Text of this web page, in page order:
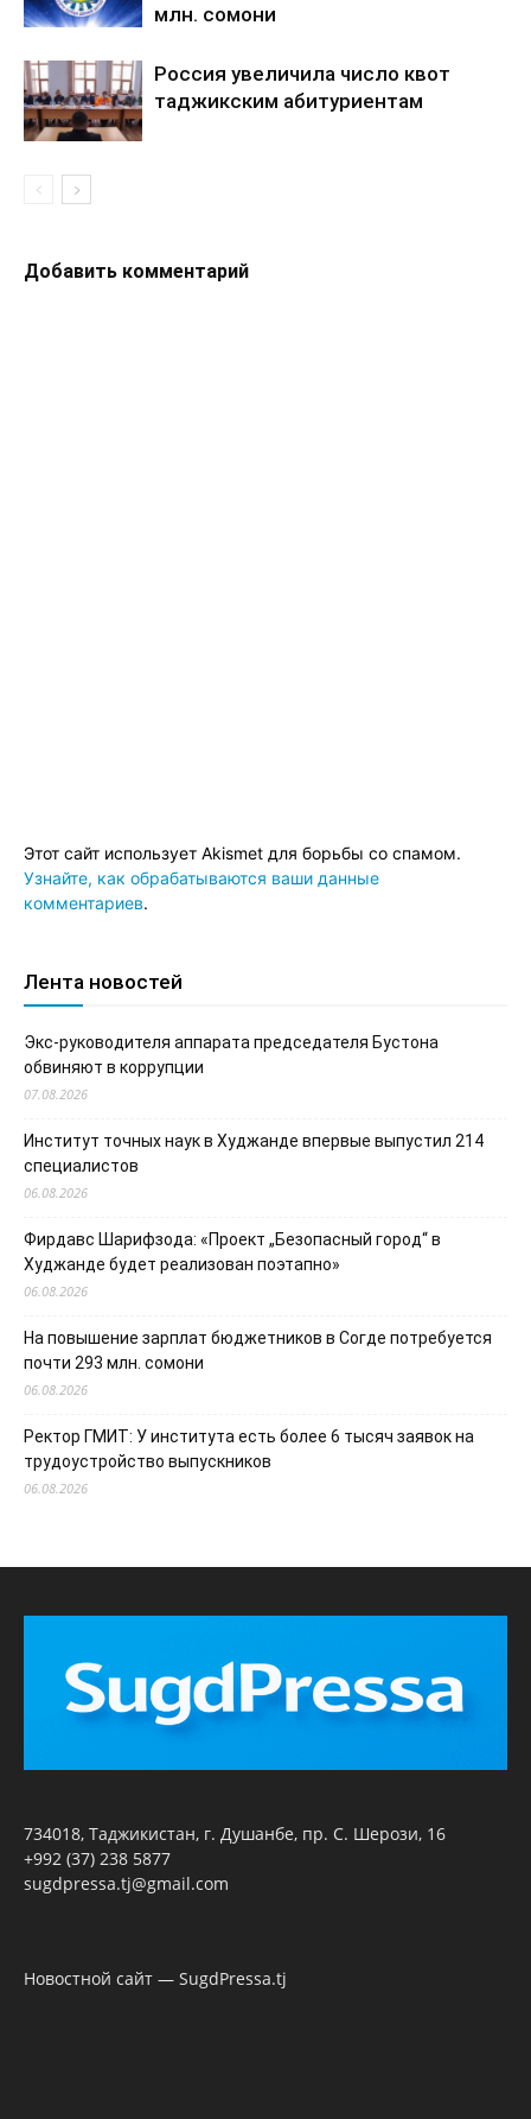
млн. сомони
Россия увеличила число квот
таджикским абитуриентам
Добавить комментарий
Этот сайт использует Akismet для борьбы со спамом.
Узнайте, как обрабатываются ваши данные
комментариев.
Лента новостей
Экс-руководителя аппарата председателя Бустона
обвиняют в коррупции
07.08.2026
Институт точных наук в Худжанде впервые выпустил 214
специалистов
06.08.2026
Фирдавс Шарифзода: «Проект „Безопасный город“ в
Худжанде будет реализован поэтапно»
06.08.2026
На повышение зарплат бюджетников в Согде потребуется
почти 293 млн. сомони
06.08.2026
Ректор ГМИТ: У института есть более 6 тысяч заявок на
трудоустройство выпускников
06.08.2026
734018, Таджикистан, г. Душанбе, пр. С. Шерози, 16
+992 (37) 238 5877
sugdpressa.tj@gmail.com
Новостной сайт — SugdPressa.tj